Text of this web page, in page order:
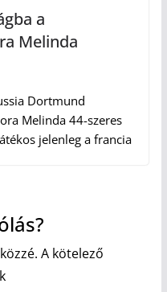
a
Melinda
Dortmund
Melinda 44-szeres
jelenleg a francia
A kötelező